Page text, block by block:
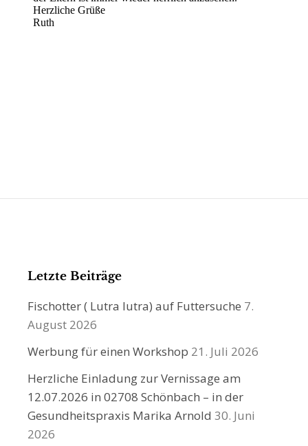
Letzte Beiträge
Fischotter ( Lutra lutra) auf Futtersuche 7.
August 2026
Werbung für einen Workshop 21. Juli 2026
Herzliche Einladung zur Vernissage am
12.07.2026 in 02708 Schönbach – in der
Gesundheitspraxis Marika Arnold 30. Juni
2026